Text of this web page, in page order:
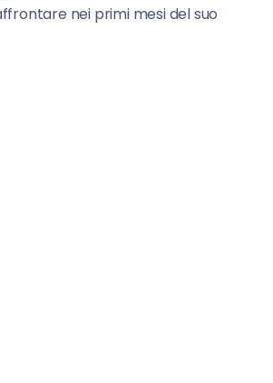
nei primi mesi del suo